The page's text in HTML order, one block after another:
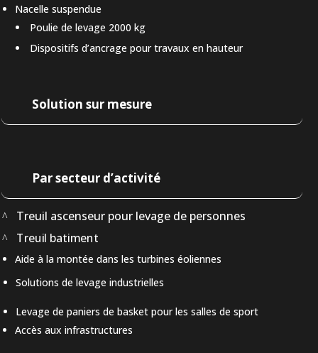
Nacelle suspendue
Poulie de levage 2000 kg
Dispositifs d’ancrage pour travaux en hauteur
Solution sur mesure
Par secteur d’activité
Treuil ascenseur pour levage de personnes
Treuil batiment
Aide à la montée dans les turbines éoliennes
Solutions de levage industrielles
Levage de paniers de basket pour les salles de sport
Accès aux infrastructures